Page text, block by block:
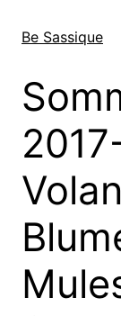
zum
wechseln
Be Sassique